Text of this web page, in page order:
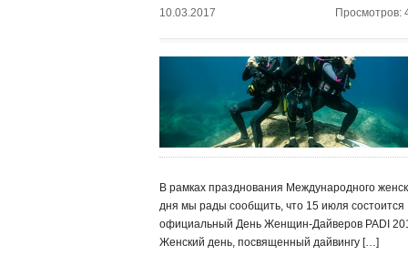
10.03.2017 Просмотров:
В рамках празднования Международного
дня мы рады сообщить, что 15 июля состоится
официальный День Женщин-Дайверов PADI
Женский день, посвященный дайвингу […]